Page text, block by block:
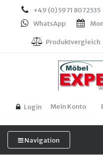
+49 (0) 5971 8072535
WhatsApp
Produktvergleich
Login Mein Konto
Navigation